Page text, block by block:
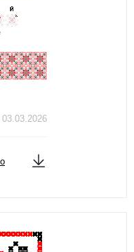
03.03.2026